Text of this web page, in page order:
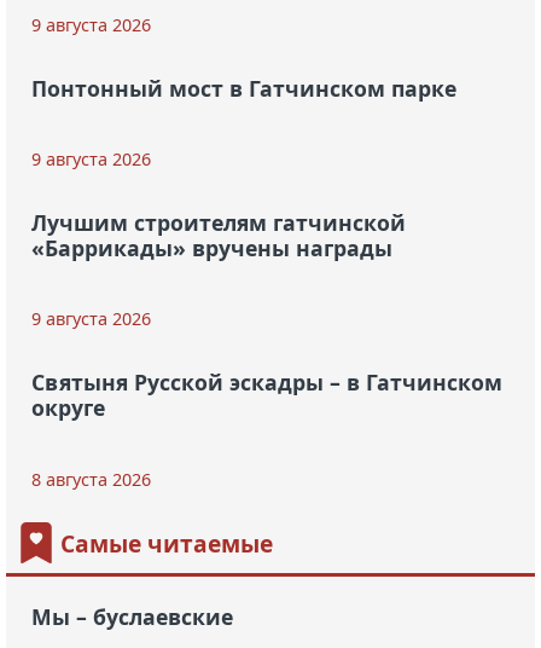
9 августа 2026
Понтонный мост в Гатчинском парке
9 августа 2026
Лучшим строителям гатчинской
«Баррикады» вручены награды
9 августа 2026
Святыня Русской эскадры – в Гатчинском
округе
8 августа 2026
Самые читаемые
Мы – буслаевские